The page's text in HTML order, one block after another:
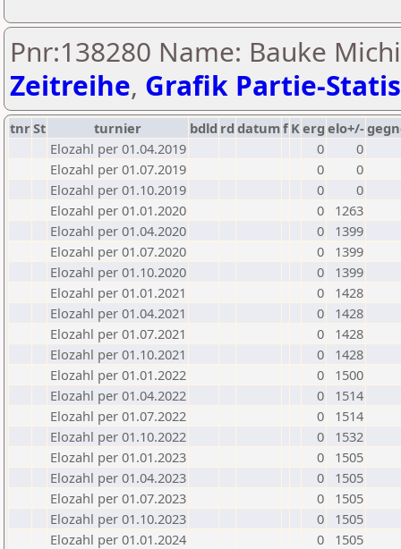
Pnr:138280 Name: Bauke
Zeitreihe, Grafik Partie-
tnrSt turnier bdld rd datumf Kerg elo+/-
Elozahl per 01.04.2019
0
0
Elozahl per 01.07.2019
0
0
Elozahl per 01.10.2019
0
0
Elozahl per 01.01.2020
0
1263
Elozahl per 01.04.2020
0
1399
Elozahl per 01.07.2020
0
1399
Elozahl per 01.10.2020
0
1399
Elozahl per 01.01.2021
0
1428
Elozahl per 01.04.2021
0
1428
Elozahl per 01.07.2021
0
1428
Elozahl per 01.10.2021
0
1428
Elozahl per 01.01.2022
0
1500
Elozahl per 01.04.2022
0
1514
Elozahl per 01.07.2022
0
1514
Elozahl per 01.10.2022
0
1532
Elozahl per 01.01.2023
0
1505
Elozahl per 01.04.2023
0
1505
Elozahl per 01.07.2023
0
1505
Elozahl per 01.10.2023
0
1505
Elozahl per 01.01.2024
0
1505